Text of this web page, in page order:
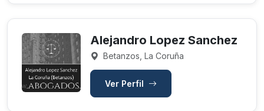
Alejandro Lopez Sanchez
Betanzos, La Coruña
Ver Perfil